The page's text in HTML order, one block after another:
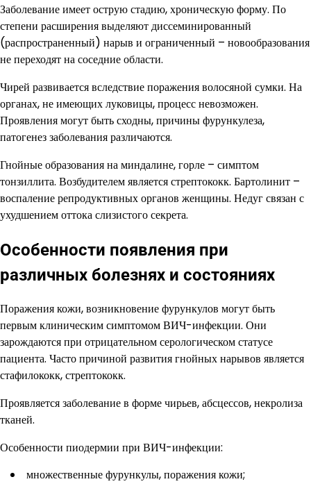
Заболевание имеет острую стадию, хроническую форму. По
степени расширения выделяют диссеминированный
(распространенный) нарыв и ограниченный – новообразования
не переходят на соседние области.
Чирей развивается вследствие поражения волосяной сумки. На
органах, не имеющих луковицы, процесс невозможен.
Проявления могут быть сходны, причины фурункулеза,
патогенез заболевания различаются.
Гнойные образования на миндалине, горле – симптом
тонзиллита. Возбудителем является стрептококк. Бартолинит –
воспаление репродуктивных органов женщины. Недуг связан с
ухудшением оттока слизистого секрета.
Особенности появления при
различных болезнях и состояниях
Поражения кожи, возникновение фурункулов могут быть
первым клиническим симптомом ВИЧ-инфекции. Они
зарождаются при отрицательном серологическом статусе
пациента. Часто причиной развития гнойных нарывов является
стафилококк, стрептококк.
Проявляется заболевание в форме чирьев, абсцессов, некролиза
тканей.
Особенности пиодермии при ВИЧ-инфекции:
множественные фурункулы, поражения кожи;